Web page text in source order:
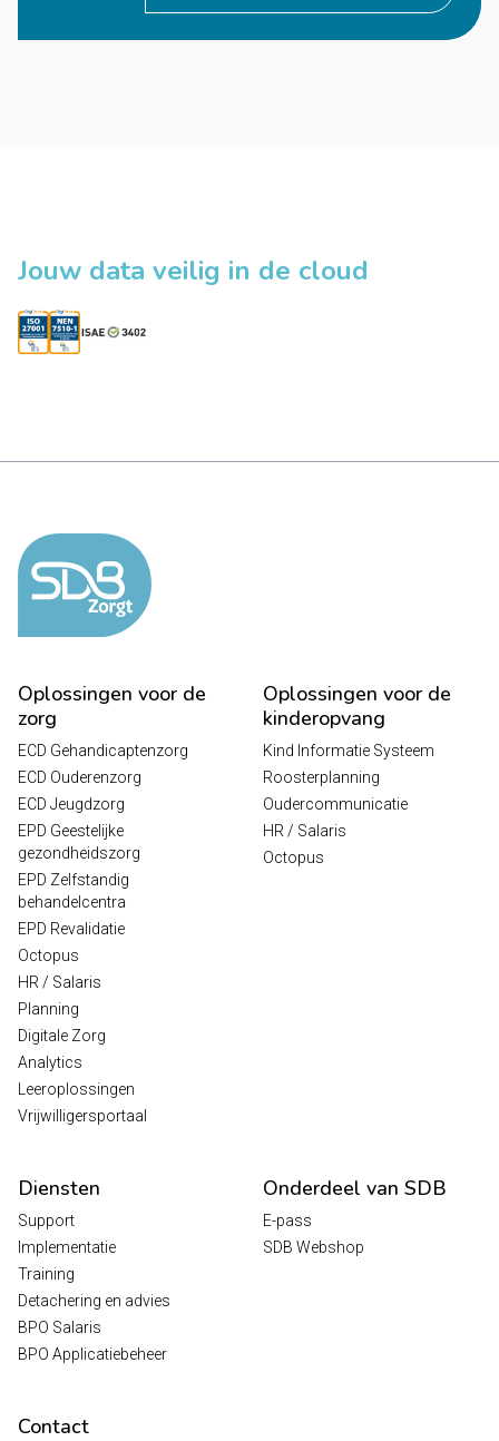
Jouw data veilig in de cloud
Oplossingen voor de
zorg
ECD Gehandicaptenzorg
ECD Ouderenzorg
ECD Jeugdzorg
EPD Geestelijke
gezondheidszorg
EPD Zelfstandig
behandelcentra
EPD Revalidatie
Octopus
HR / Salaris
Planning
Digitale Zorg
Analytics
Leeroplossingen
Vrijwilligersportaal
Oplossingen voor de
kinderopvang
Kind Informatie Systeem
Roosterplanning
Oudercommunicatie
HR / Salaris
Octopus
Diensten
Support
Implementatie
Training
Detachering en advies
BPO Salaris
BPO Applicatiebeheer
Onderdeel van SDB
E-pass
SDB Webshop
Contact